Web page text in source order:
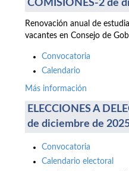
COMISIONES-2 de
Renovación anual de
vacantes en Consejo de
Convocatoria
Calendario
Más información
ELECCIONES A
de diciembre de
Convocatoria
Calendario electoral